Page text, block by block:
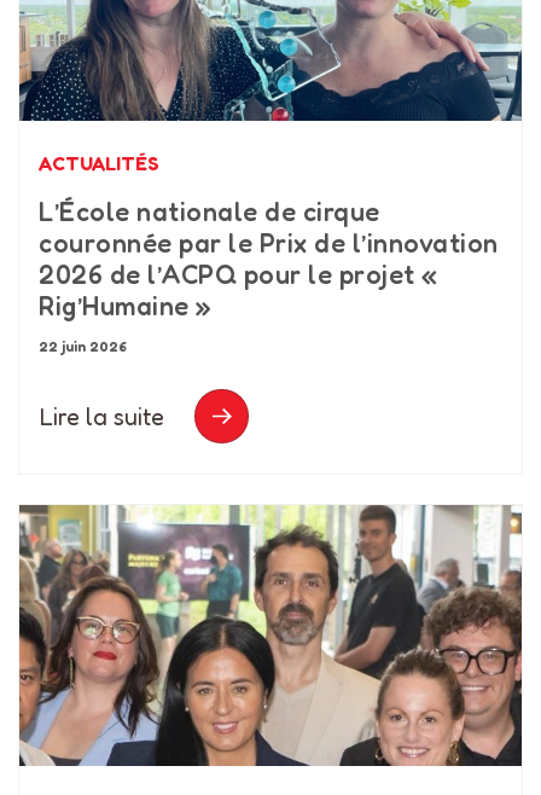
ACTUALITÉS
L’École nationale de cirque
couronnée par le Prix de l’innovation
2026 de l’ACPQ pour le projet «
Rig’Humaine »
22 juin 2026
Lire la suite